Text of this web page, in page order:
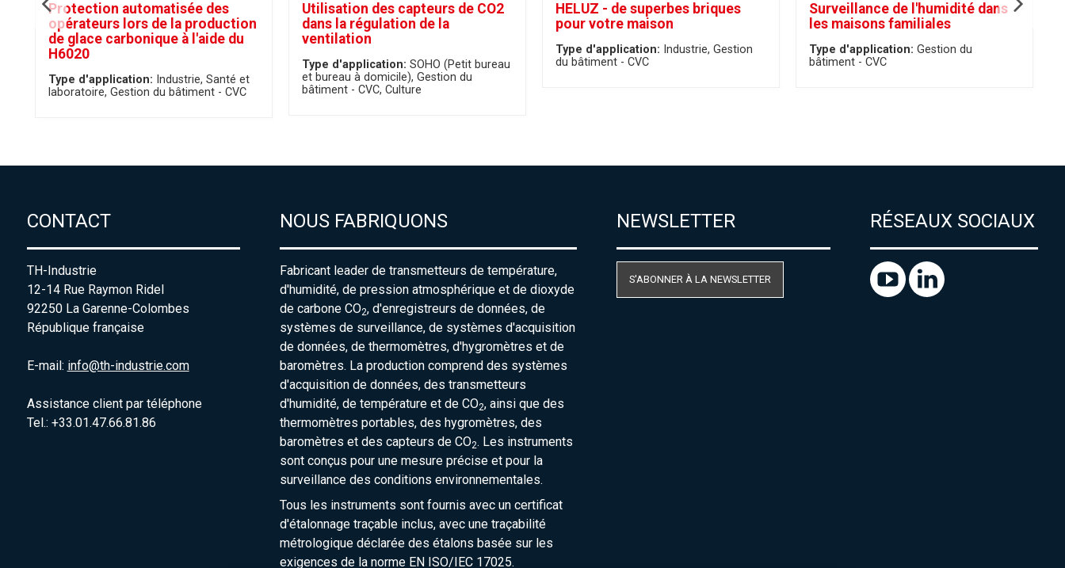
Protection automatisée des
opérateurs lors de la production
de glace carbonique à l'aide du
H6020
Type d'application: Industrie Santé et
laboratoire Gestion du bâtiment - CVC
Utilisation des capteurs de CO2
dans la régulation de la
ventilation
Type d'application: SOHO (Petit bureau
et bureau à domicile) Gestion du
bâtiment - CVC Culture
HELUZ - de superbes briques
pour votre maison
Type d'application: Industrie Gestion
du bâtiment - CVC
Surveillance de l'humidité dans
les maisons familiales
Type d'application: Gestion du
bâtiment - CVC
CONTACT
TH-Industrie
12-14 Rue Raymon Ridel
92250 La Garenne-Colombes
République française
E-mail: info@th-industrie.com
Assistance client par téléphone
Tel.: +33.01.47.66.81.86
NOUS FABRIQUONS
Fabricant leader de transmetteurs de température,
d'humidité, de pression atmosphérique et de dioxyde
de carbone CO2, d'enregistreurs de données, de
systèmes de surveillance, de systèmes d'acquisition
de données, de thermomètres, d'hygromètres et de
baromètres. La production comprend des systèmes
d'acquisition de données, des transmetteurs
d'humidité, de température et de CO2, ainsi que des
thermomètres portables, des hygromètres, des
baromètres et des capteurs de CO2. Les instruments
sont conçus pour une mesure précise et pour la
surveillance des conditions environnementales.
Tous les instruments sont fournis avec un certificat
d'étalonnage traçable inclus, avec une traçabilité
métrologique déclarée des étalons basée sur les
exigences de la norme EN ISO/IEC 17025.
NEWSLETTER
S'ABONNER À LA NEWSLETTER
RÉSEAUX SOCIAUX